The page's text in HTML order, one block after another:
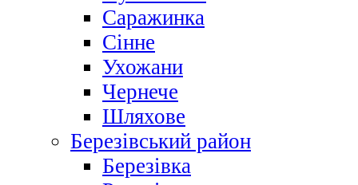
Саражинка
Сінне
Ухожани
Чернече
Шляхове
Березівський район
Березівка